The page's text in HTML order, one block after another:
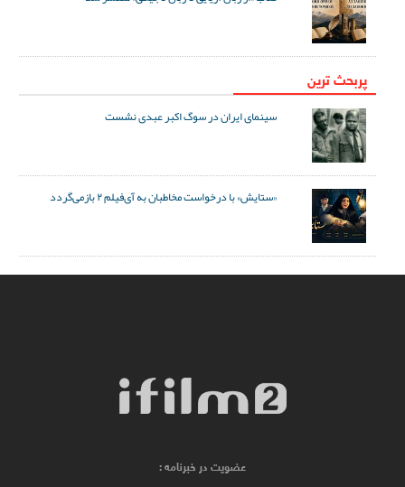
پربحث ترین
سینمای ایران در سوگ اکبر عبدی نشست
«ستایش» با درخواست مخاطبان به آی‌فیلم ۲ بازمی‌گردد
عضویت در خبرنامه :